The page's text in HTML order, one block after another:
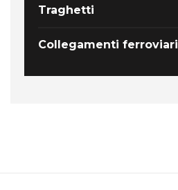
Traghetti
Collegamenti ferroviari